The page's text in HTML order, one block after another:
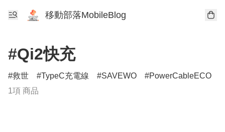
移動部落MobileBlog
#Qi2快充
救世 TypeC充電線 SAVEWO PowerCableECO
1項 商品